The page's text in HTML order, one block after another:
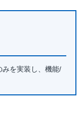
を実装し、機能/